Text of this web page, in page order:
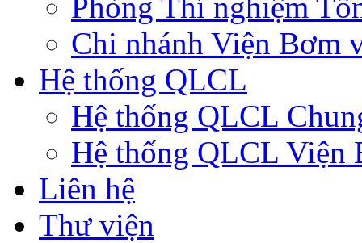
Chi nhánh Viện Bơm
Hệ thống QLCL
Hệ thống QLCL
Hệ thống QLCL Viện
Liên hệ
Thư viện